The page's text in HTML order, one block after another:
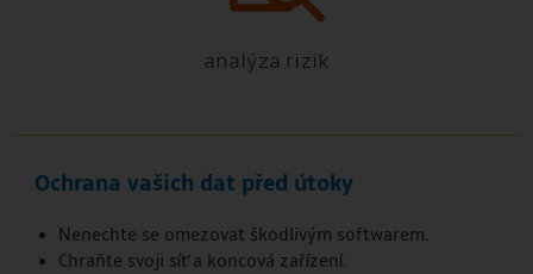
analýza rizik
Ochrana vašich dat před útoky
Nenechte se omezovat škodlivým softwarem.
Chraňte svoji síť a koncová zařízení.